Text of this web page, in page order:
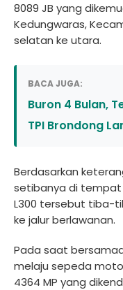
8089 JB yang
Kedungwaras,
selatan ke utara.
BACA JUGA:
Buron 4 Bulan,
TPI Brondong
Berdasarkan
setibanya di tempat
L300 tersebut tiba-
ke jalur berlawanan.
Pada saat
melaju sepeda
4364 MP yang